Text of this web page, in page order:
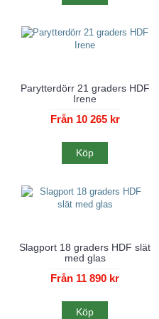
Parytterdörr 21 graders HDF
Irene
Från 10 265 kr
Köp
Slagport 18 graders HDF slät
med glas
Från 11 890 kr
Köp